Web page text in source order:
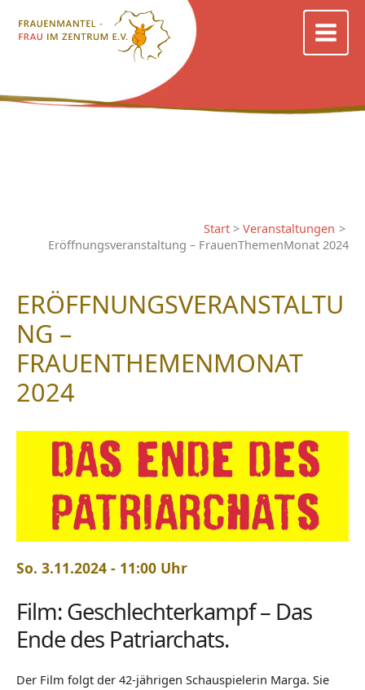
Inhalt
Start
Veranstaltungen
Eröffnungsveranstaltung – FrauenThemenMonat 2024
ERÖFFNUNGSVERANSTALTU
NG –
FRAUENTHEMENMONAT
2024
So. 3.11.2024 - 11:00 Uhr
Film: Geschlechterkampf – Das
Ende des Patriarchats.
Der Film folgt der 42-jährigen Schauspielerin Marga. Sie